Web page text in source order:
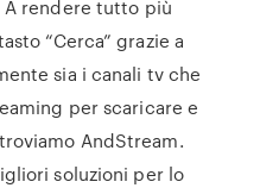
rendere tutto più
“Cerca” grazie a
sia i canali tv che
per scaricare e
AndStream.
soluzioni per lo